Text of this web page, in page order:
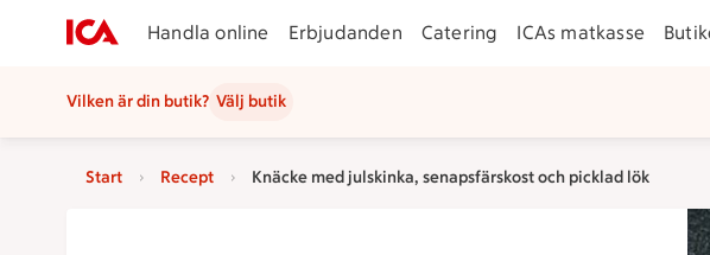
Handla online Erbjudanden Catering ICAs matkasse
Vilken är din butik? Välj butik
Start Recept Knäcke med julskinka, senapsfärskost och picklad lök